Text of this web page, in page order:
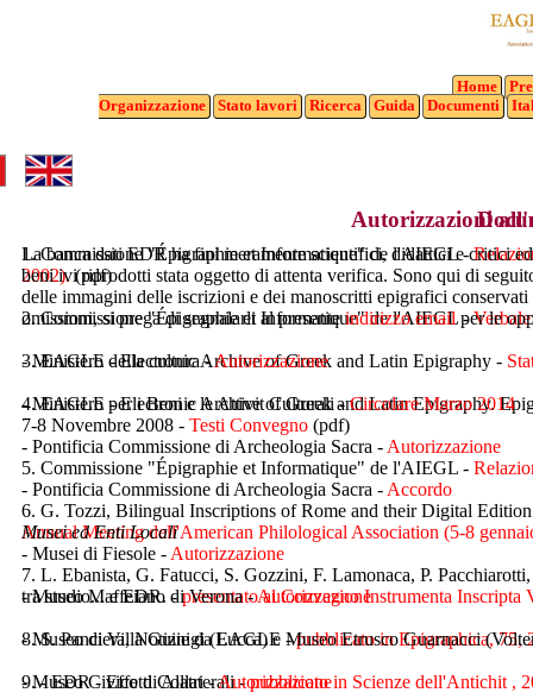
Home
Organizzazione
Stato lavori Ricerca Guida Documenti
1. Commissione "Épigraphie et Informatique" de l'AIEGL -
2002).(pdf)
2. Commissione "Épigraphie et Informatique" de l'AIEGL -
3. EAGLE - Electronic Archive of Greek and Latin Epigraphy -
4. EAGLE - Electronic Archive of Greek and Latin Epigraphy.
7-8 Novembre 2008 -Testi Convegno(pdf)
5. Commissione "Épigraphie et Informatique" de l'AIEGL -
6. G. Tozzi, Bilingual Inscriptions of Rome and their Digital
Annual Meeting dell'American Philological Association (5-8
7. L. Ebanista, G. Fatucci, S. Gozzini, F. Lamonaca, P.
tra studio... e EDR. -presentato al Convegno Instrumenta Inscripta
8. S. Panciera, Notizie da EAGLE -pubblicato in Epigraphica, 75,
9. - EDR - Effetti Collaterali -pubblicato in Scienze dell'Antichit ,
Autorizzazioni
La banca dati EDR ha fini meramente scientifici, didattici e critici
beni ivi riprodotti stata oggetto di attenta verifica. Sono qui di
delle immagini delle iscrizioni e dei manoscritti epigrafici
omissioni, si prega di segnalarli al presenteindirizzo emailper le
- Ministero della cultura -Autorizzazione
- Ministero per i Beni e le Attivit Culturali -Circolare Marzo 2014
- Pontificia Commissione di Archeologia Sacra - Autorizzazione
- Pontificia Commissione di Archeologia Sacra - Accordo
Musei ed Enti Locali
- Musei di Fiesole - Autorizzazione
- Museo Maffeiano di Verona -Autorizzazione
- Museo di Villa Guinigi (Lucca) e Museo Etrusco Guarnacci
- Museo Civico di Alatri -Autorizzazione